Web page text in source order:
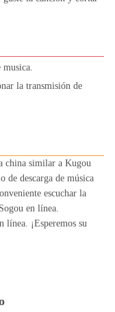
la transmisión de
china similar a Kugou
de descarga de música
escuchar la
en línea.
línea. ¡Esperemos su